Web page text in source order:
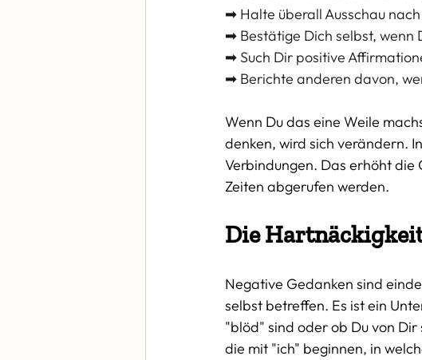
➡ Halte überall Ausschau
➡ Bestätige Dich selbst, wenn
➡ Such Dir positive
➡ Berichte anderen davon,
Wenn Du das eine Weile
denken, wird sich verändern.
Verbindungen. Das erhöht die
Zeiten abgerufen werden.
Die
Negative Gedanken sind
selbst betreffen. Es ist ein
"blöd" sind oder ob Du von
die mit "ich" beginnen, in